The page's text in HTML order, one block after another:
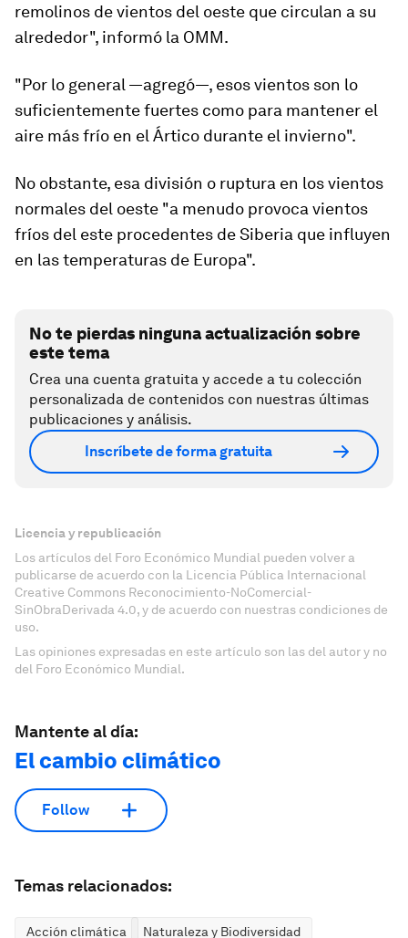
remolinos de vientos del oeste que circulan a su
alrededor", informó la OMM.
"Por lo general —agregó—, esos vientos son lo
suficientemente fuertes como para mantener el
aire más frío en el Ártico durante el invierno".
No obstante, esa división o ruptura en los vientos
normales del oeste "a menudo provoca vientos
fríos del este procedentes de Siberia que influyen
en las temperaturas de Europa".
No te pierdas ninguna actualización sobre
este tema
Crea una cuenta gratuita y accede a tu colección
personalizada de contenidos con nuestras últimas
publicaciones y análisis.
Inscríbete de forma gratuita
Licencia y republicación
Los artículos del Foro Económico Mundial pueden volver a
publicarse de acuerdo con la Licencia Pública Internacional
Creative Commons Reconocimiento-NoComercial-
SinObraDerivada 4.0, y de acuerdo con nuestras condiciones de
uso.
Las opiniones expresadas en este artículo son las del autor y no
del Foro Económico Mundial.
Mantente al día:
El cambio climático
Follow
Temas relacionados:
Acción climática Naturaleza y Biodiversidad